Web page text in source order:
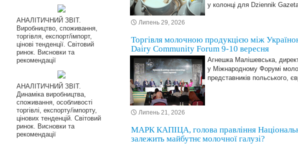
у колонці для Dziennik
Липень 29, 2026
Торгівля молочною продукцією між
Dairy Community Forum 9-10 вересня
Агнешка Малішевська,
у Міжнародному Форумі
представників польського,
Липень 21, 2026
МАРК КАПІЦА, голова правління
залежить майбутнє молочної галузі?
АНАЛІТИЧНИЙ ЗВІТ.
Виробництво, споживання,
торгівля, експорт/імпорт,
цінові тенденції. Світовий
ринок. Висновки та
рекомендації
АНАЛІТИЧНИЙ ЗВІТ.
Динаміка виробництва,
споживання, особливості
торгівлі, експорту/імпорту,
цінових тенденцій. Світовий
ринок. Висновки та
рекомендації